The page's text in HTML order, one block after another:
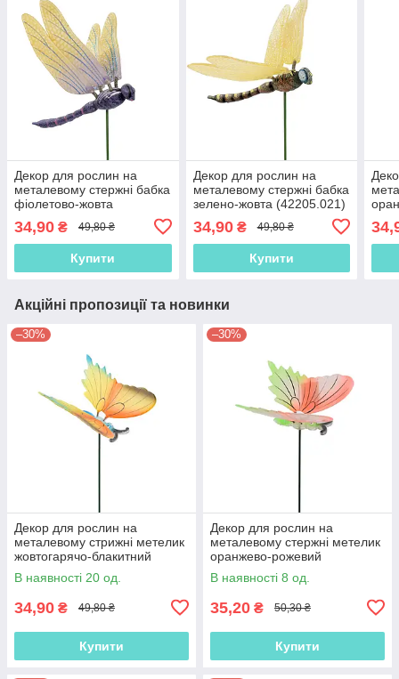
Декор для рослин на
металевому стержні бабка
фіолетово-жовта
34,90 ₴ 49,80 ₴
Купити
Декор для рослин на
металевому стержні бабка
зелено-жовта (42205.021)
34,90₴ 49,80 ₴
Купити
Акційні пропозиції та новинки
–30%
Декор для рослин на
металевому стрижні метелик
жовтогарячо-блакитний
(42205.001)
В наявності 20 од.
34,90 ₴ 49,80 ₴
Купити
–30%
Декор для рослин на
металевому стержні метелик
оранжево-рожевий
(42205.002)
В наявності 8 од.
35,20 ₴ 50,30 ₴
Купити